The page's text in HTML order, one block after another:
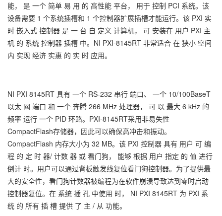
能， 是 一个 简单 易 用 的 高性能 平台， 用于 控制 PCI 系统。该
设备需要 1 个系统插槽和 1 个控制器扩展插槽才能运行。该 PXI 实
时 嵌入式 控制器 是 一 台 自 定义 计算机， 可 安装在 用户 PXI 主
机 的 系统 控制器 插槽 中。NI PXI-8145RT 非常适合 在 狭小 空间
内 实现 经济 实惠 的 实 时 应用。
NI PXI 8145RT 具有 一个 RS-232 串行 端口、 一个 10/100BaseT
以太 网 端口 和 一个 奔腾 266 MHz 处理器， 可 以 最大 6 kHz 的
频率 运行 一个 PID 环路。PXI-8145RT采用非易失性
CompactFlash存储器，因此可以确保高冲击和振动。
CompactFlash 内存大小为 32 MB。该 PXI 控制器 具有 用户 可 编
程 的 定 时 器/ 计数 器 或 看门狗， 能够 根据 用户 指定 的 值 进行
倒计 时。用户可以通过背板触发线复位看门狗控制器。为了提供最
大的安全性，看门狗计数器被编程为在软件崩溃导致达到零时启动
控制器复位。在 系统 插 孔 中使用 时， NI PXI 8145RT 为 PXI 系
统 的 所有 插 槽 提供 了 主 / 从 功能。